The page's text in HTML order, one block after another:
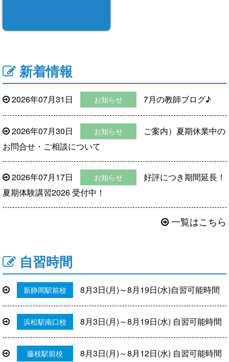
新着情報
2026年07月31日 お知らせ 7月の教師ブログ♪
2026年07月30日 お知らせ
ご案内）夏期休業中の
お問合せ・ご相談について
2026年07月17日 お知らせ
好評につき期間延長！
夏期体験講習2026 受付中！
一覧はこちら
自習時間
新静岡駅前校 8月3日(月)～8月19日(水)自習可能時間
浜松駅南口校 8月3日(月)～8月19日(水) 自習可能時間
藤枝駅前校 8月3日(月)～8月12日(水) 自習可能時間